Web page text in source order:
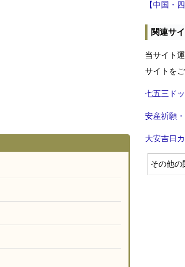
【中国・四
関連サ
当サイト
サイトを
七五三ド
安産祈願
大安吉日
その他の